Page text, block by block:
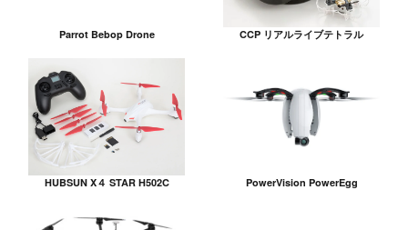
Parrot Bebop Drone CCP リアルライブテトラル
HUBSUN X４ STAR H502C PowerVision PowerEgg